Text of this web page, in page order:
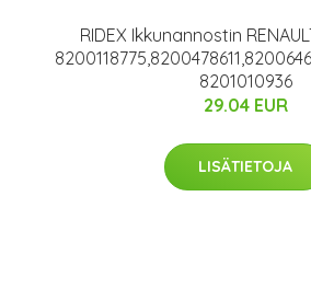
RIDEX Ikkunannostin
8201010936
29.04 EUR
LISÄTIETOJA